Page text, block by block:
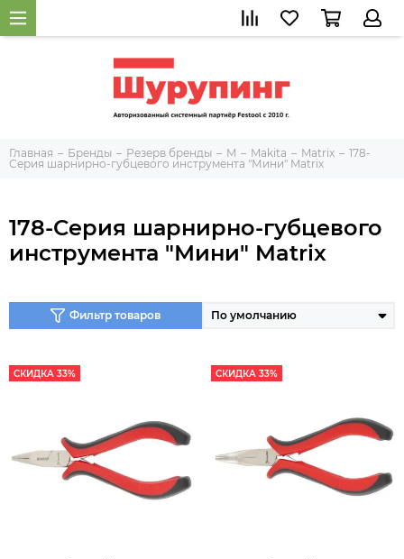
Главная Бренды Резерв бренды M Makita Matrix
178-
Серия шарнирно-губцевого инструмента "Мини" Matrix
178-Серия шарнирно-губцевого
инструмента "Мини" Matrix
Фильтр товаров
СКИДКА 33% СКИДКА 33%